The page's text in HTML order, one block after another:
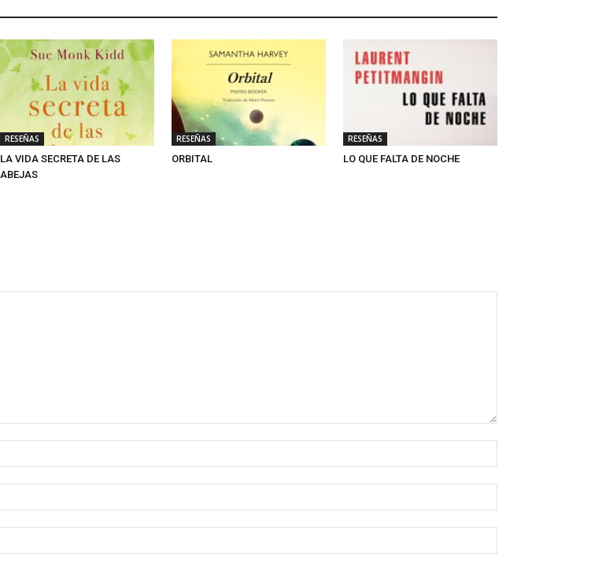
RESEÑAS
LA VIDA SECRETA DE LAS
ABEJAS
RESEÑAS
ORBITAL
RESEÑAS
LO QUE FALTA DE NOCHE